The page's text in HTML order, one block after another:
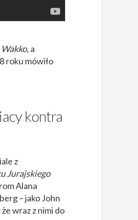
, a
roku mówiło
kontra
z
Jurajskiego
Alana
– jako John
wraz z nimi do